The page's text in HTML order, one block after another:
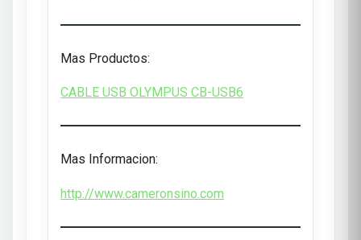
Mas Productos:
CABLE USB OLYMPUS CB-USB6
Mas Informacion:
http://www.cameronsino.com